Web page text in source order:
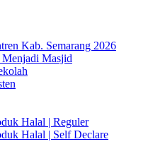
Kab. Semarang 2026
Masjid
Halal | Reguler
Halal | Self Declare